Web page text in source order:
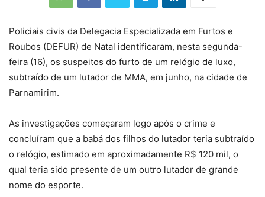
Policiais civis da Delegacia Especializada em Furtos e
Roubos (DEFUR) de Natal identificaram, nesta segunda-
feira (16), os suspeitos do furto de um relógio de luxo,
subtraído de um lutador de MMA, em junho, na cidade de
Parnamirim.
As investigações começaram logo após o crime e
concluíram que a babá dos filhos do lutador teria subtraído
o relógio, estimado em aproximadamente R$ 120 mil, o
qual teria sido presente de um outro lutador de grande
nome do esporte.